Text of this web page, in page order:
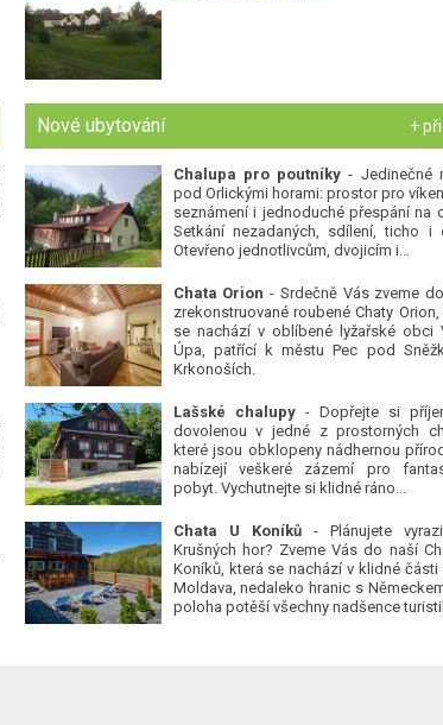
Nové ubytování +
Chalupa pro poutníky - Jedinečné
pod Orlickými horami: prostor pro
seznámení i jednoduché přespání na
Setkání nezadaných, sdílení, ticho i
Otevřeno jednotlivcům, dvojicím i...
Chata Orion - Srdečně Vás zveme do
zrekonstruované roubené Chaty Orion,
se nachází v oblíbené lyžařské obci
Úpa, patřící k městu Pec pod
Krkonoších.
Lašské chalupy- Dopřejte si
dovolenou v jedné z prostorných
které jsou obklopeny nádhernou
nabízejí veškeré zázemí pro
pobyt. Vychutnejte si klidné ráno...
Chata U Koníků- Plánujete
Krušných hor? Zveme Vás do naší
Koníků, která se nachází v klidné
Moldava, nedaleko hranic s
poloha potěší všechny nadšence